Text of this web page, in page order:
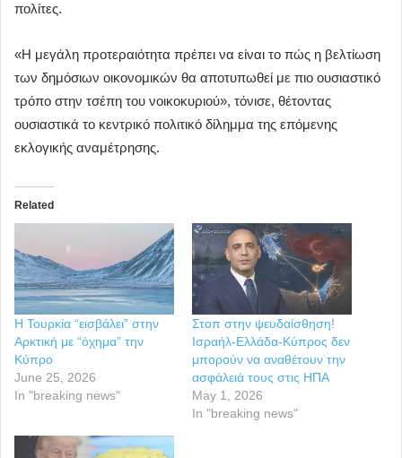
πολίτες.
«Η μεγάλη προτεραιότητα πρέπει να είναι το πώς η βελτίωση
των δημόσιων οικονομικών θα αποτυπωθεί με πιο ουσιαστικό
τρόπο στην τσέπη του νοικοκυριού», τόνισε, θέτοντας
ουσιαστικά το κεντρικό πολιτικό δίλημμα της επόμενης
εκλογικής αναμέτρησης.
Related
H Τουρκία “εισβάλει” στην
Αρκτική με “όχημα” την
Κύπρο
June 25, 2026
In "breaking news"
Στοπ στην ψευδαίσθηση!
Ισραήλ-Ελλάδα-Κύπρος δεν
μπορούν να αναθέτουν την
ασφάλειά τους στις ΗΠΑ
May 1, 2026
In "breaking news"